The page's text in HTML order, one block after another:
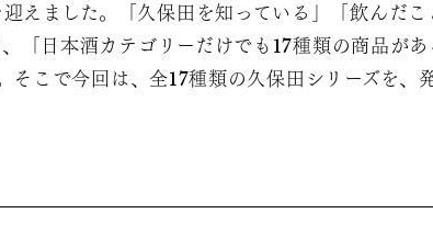
えました。「久保田を知っている」「飲んだこ
「日本酒カテゴリーだけでも17種類の商品が
そこで今回は、全17種類の久保田シリーズを、